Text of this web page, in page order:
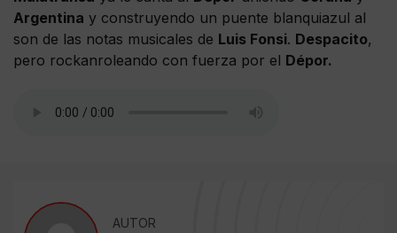
Argentina y construyendo un puente blanquiazul al
son de las notas musicales de Luis Fonsi. Despacito,
pero rockanroleando con fuerza por el Dépor.
AUTOR